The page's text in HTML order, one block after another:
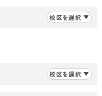
校区を選択
校区を選択